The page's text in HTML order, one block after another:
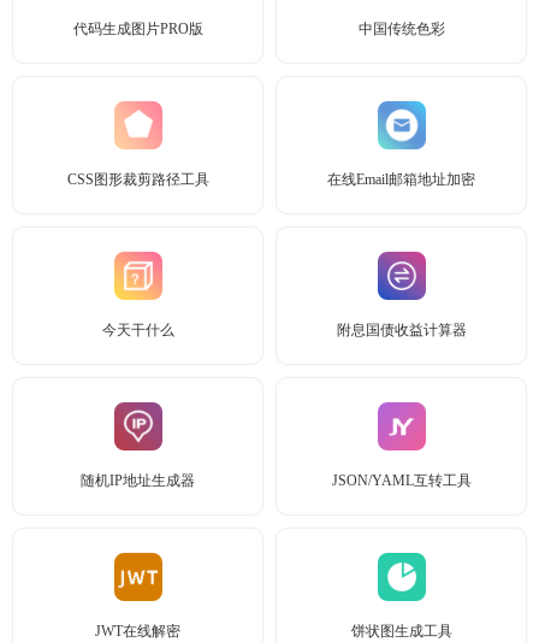
代码生成图片PRO版 中国传统色彩
CSS图形裁剪路径工具 在线Email邮箱地址加密
今天干什么 附息国债收益计算器
随机IP地址生成器 JSON/YAML互转工具
JWT在线解密 饼状图生成工具